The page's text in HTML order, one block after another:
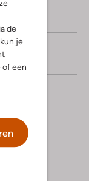
de
je
of een